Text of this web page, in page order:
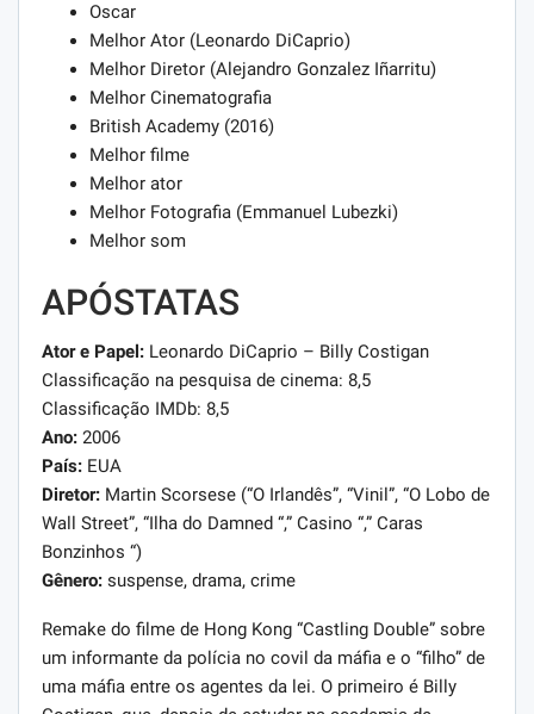
Oscar
Melhor Ator (Leonardo DiCaprio)
Melhor Diretor (Alejandro Gonzalez Iñarritu)
Melhor Cinematografia
British Academy (2016)
Melhor filme
Melhor ator
Melhor Fotografia (Emmanuel Lubezki)
Melhor som
APÓSTATAS
Ator e Papel: Leonardo DiCaprio – Billy Costigan
Classificação na pesquisa de cinema: 8,5
Classificação IMDb: 8,5
Ano: 2006
País: EUA
Diretor: Martin Scorsese (“O Irlandês”, “Vinil”, “O Lobo de
Wall Street”, “Ilha do Damned “,” Casino “,” Caras
Bonzinhos “)
Gênero: suspense, drama, crime
Remake do filme de Hong Kong “Castling Double” sobre
um informante da polícia no covil da máfia e o “filho” de
uma máfia entre os agentes da lei. O primeiro é Billy